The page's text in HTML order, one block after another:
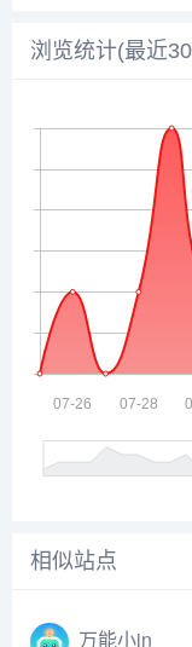
浏览统计(最近
相似站点
万能小in